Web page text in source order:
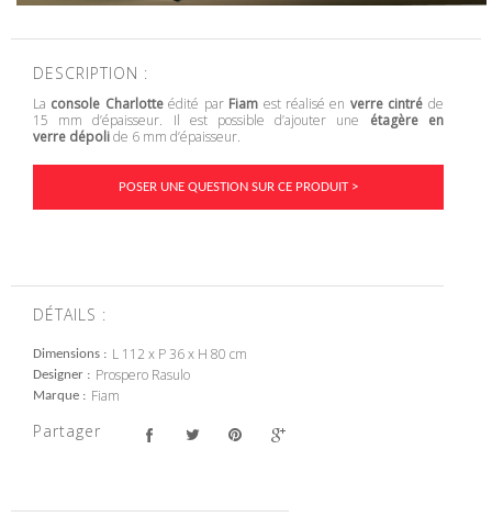
DESCRIPTION :
La console Charlotteédité par Fiam est réalisé en verre cintré de
15 mm d’épaisseur. Il est possible d’ajouter une étagère en
verre dépolide 6 mm d’épaisseur.
POSER UNE QUESTION SUR CE PRODUIT >
DÉTAILS :
Dimensions L 112 x P 36 x H 80 cm
Designer Prospero Rasulo
Marque Fiam
Partager